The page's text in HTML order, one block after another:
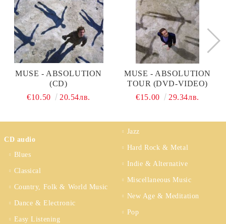
MUSE - ABSOLUTION
(CD)
€10.50
20.54лв.
MUSE - ABSOLUTION
TOUR (DVD-VIDEO)
€15.00
29.34лв.
CD audio
Blues
Classical
Country, Folk & World Music
Dance & Electronic
Easy Listening
Jazz
Hard Rock & Metal
Indie & Alternative
Miscellaneous Music
New Age & Meditation
Pop